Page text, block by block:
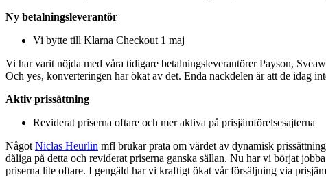
Ny betalningsleverantör
Vi bytte till Klarna Checkout 1 maj
Vi har varit nöjda med våra tidigare betalningsleverantörer Payson,
Och yes, konverteringen har ökat av det. Enda nackdelen är att de idag
Aktiv prissättning
Reviderat priserna oftare och mer aktiva på prisjämförelsesajterna
Något Niclas Heurlin mfl brukar prata om värdet av dynamisk
dåliga på detta och reviderat priserna ganska sällan. Nu har vi börjat
priserna lite oftare. I gengäld har vi kraftigt ökat vår försäljning via